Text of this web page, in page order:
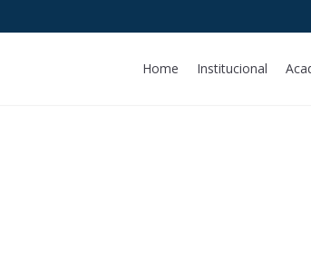
Home Institucional